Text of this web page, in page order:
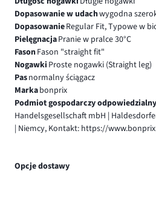
Dopasowanie w udachwygodna
DopasowanieRegular Fit, Typowe w
PielęgnacjaPranie w pralce 30°C
FasonFason "straight fit"
Nogawki Proste nogawki (Straight leg)
Pasnormalny ściągacz
Markabonprix
Podmiot gospodarczy
Handelsgesellschaft mbH |
| Niemcy, Kontakt: https://
Opcje dostawy